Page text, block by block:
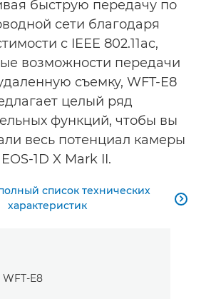
быструю передачу по
сети благодаря
с IEEE 802.11ac,
возможности передачи
съемку, WFT-E8
целый ряд
функций, чтобы вы
весь потенциал камеры
EOS-1D X Mark II.
список технических
характеристик
